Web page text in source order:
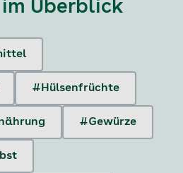
im Überblick
#Hülsenfrüchte
#Gewürze